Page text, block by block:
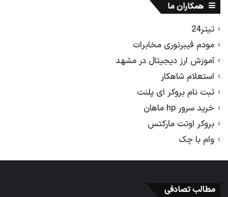
همکاران ما
تیتر24
مودم فیبرنوری مخابرات
آموزش ارز دیجیتال در مشهد
استعلام شاهکار
ثبت نام بروکر ای پلنت
خرید سرور hp ماهان
بروکر اوتت مارکتس
وام با چک
مطالب تصادفی